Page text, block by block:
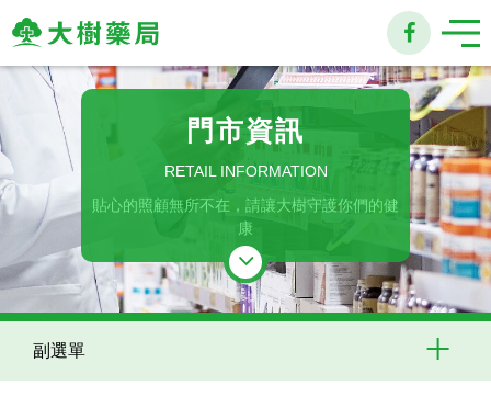
大
樹
連
鎖
藥
局
門市資訊
RETAIL INFORMATION
貼心的照顧無所不在，請讓大樹守護你們的健
康
副選單